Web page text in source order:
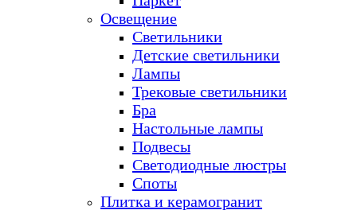
Освещение
Светильники
Детские светильники
Лампы
Трековые светильники
Бра
Настольные лампы
Подвесы
Светодиодные люстры
Споты
Плитка и керамогранит